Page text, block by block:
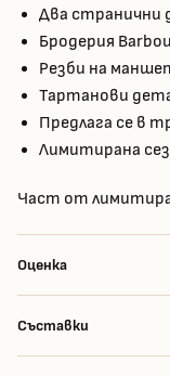
Два странични
Бродерия
Резби на
Тартанови
Предлага се в
Лимитирана
Част от
Оценка
Съставки